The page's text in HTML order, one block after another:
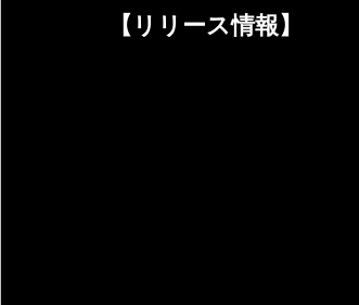
【リリース情報】